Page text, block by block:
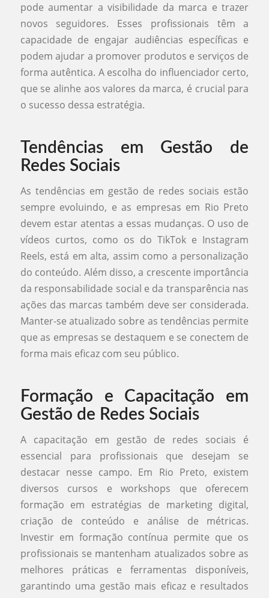
pode aumentar a visibilidade da marca e trazer
novos seguidores. Esses profissionais têm a
capacidade de engajar audiências específicas e
podem ajudar a promover produtos e serviços de
forma autêntica. A escolha do influenciador certo,
que se alinhe aos valores da marca, é crucial para
o sucesso dessa estratégia.
Tendências em Gestão de
Redes Sociais
As tendências em gestão de redes sociais estão
sempre evoluindo, e as empresas em Rio Preto
devem estar atentas a essas mudanças. O uso de
vídeos curtos, como os do TikTok e Instagram
Reels, está em alta, assim como a personalização
do conteúdo. Além disso, a crescente importância
da responsabilidade social e da transparência nas
ações das marcas também deve ser considerada.
Manter-se atualizado sobre as tendências permite
que as empresas se destaquem e se conectem de
forma mais eficaz com seu público.
Formação e Capacitação em
Gestão de Redes Sociais
A capacitação em gestão de redes sociais é
essencial para profissionais que desejam se
destacar nesse campo. Em Rio Preto, existem
diversos cursos e workshops que oferecem
formação em estratégias de marketing digital,
criação de conteúdo e análise de métricas.
Investir em formação contínua permite que os
profissionais se mantenham atualizados sobre as
melhores práticas e ferramentas disponíveis,
garantindo uma gestão mais eficaz e resultados